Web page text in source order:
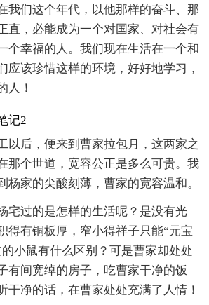
我们这个年代，以他那样的奋斗、那
直，必能成为一个对国家、对社会有
个幸福的人。我们现在生活在一个和
应该珍惜这样的环境，好好地学习，
人！
记2
以后，便来到曹家拉包月，这两家之
那个世道，宽容公正是多么可贵。我
杨家的尖酸刻薄，曹家的宽容温和。
宅过的是怎样的生活呢？是没有光
得有铜板厚，窄小得祥子只能“元宝
小鼠有什么区别？可是曹家却处处
有间宽绰的房子，吃曹家干净的饭
干净的话，在曹家处处充满了人情！